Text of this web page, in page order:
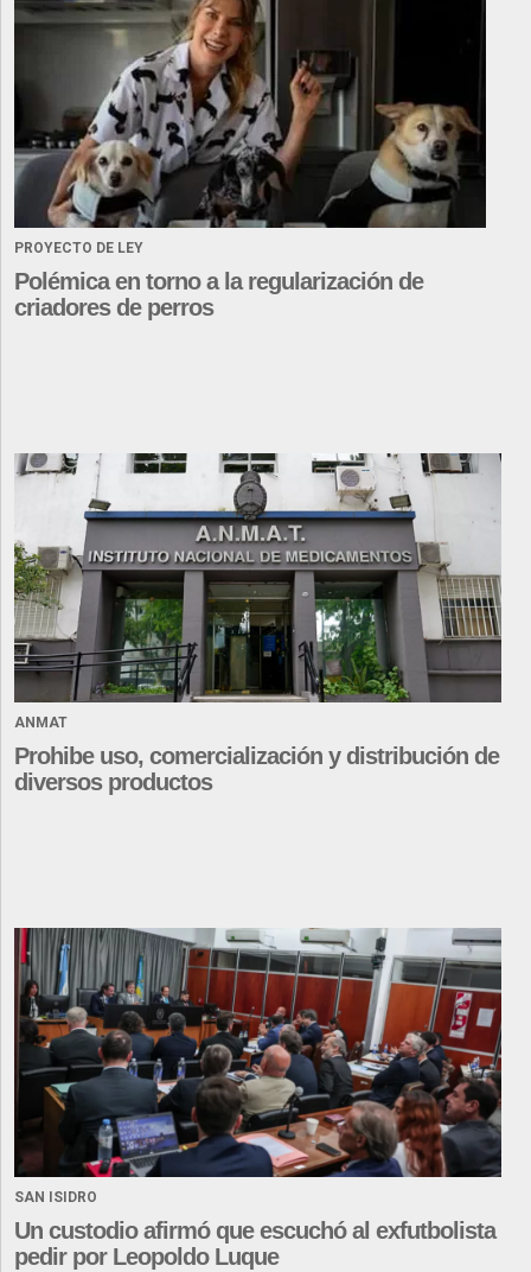
PROYECTO DE LEY
Polémica en torno a la regularización de
criadores de perros
ANMAT
Prohibe uso, comercialización y distribución de
diversos productos
SAN ISIDRO
Un custodio afirmó que escuchó al exfutbolista
pedir por Leopoldo Luque